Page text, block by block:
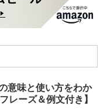
意味と使い方をわか
レーズ＆例文付き】